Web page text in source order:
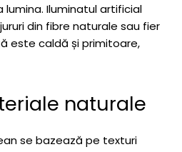
lumina. Iluminatul artificial
din fibre naturale sau fier
este caldă și primitoare,
naturale
se bazează pe texturi